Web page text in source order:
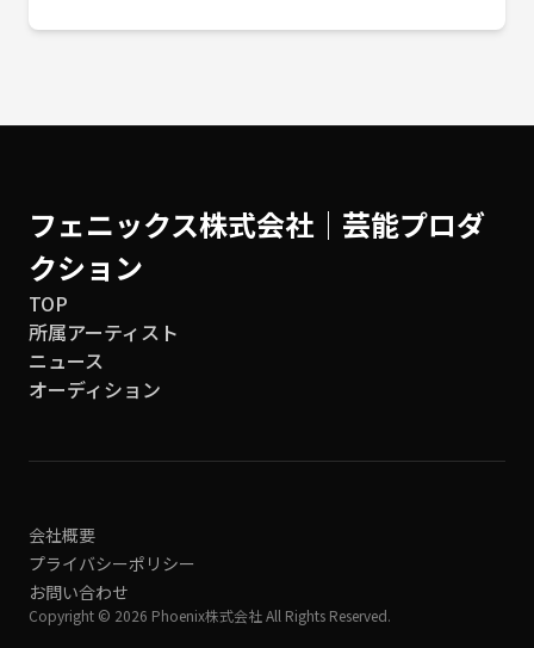
フェニックス株式会社│芸能プロダ
クション
TOP
所属アーティスト
ニュース
オーディション
会社概要
プライバシーポリシー
お問い合わせ
Copyright © 2026 Phoenix株式会社 All Rights Reserved.